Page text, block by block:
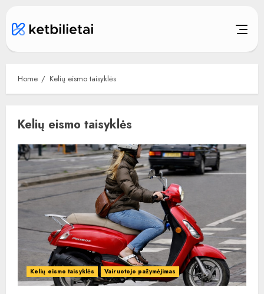
content
Home Kelių eismo taisyklės
Kelių eismo taisyklės
Kelių eismo taisyklės Vairuotojo pažymėjimas